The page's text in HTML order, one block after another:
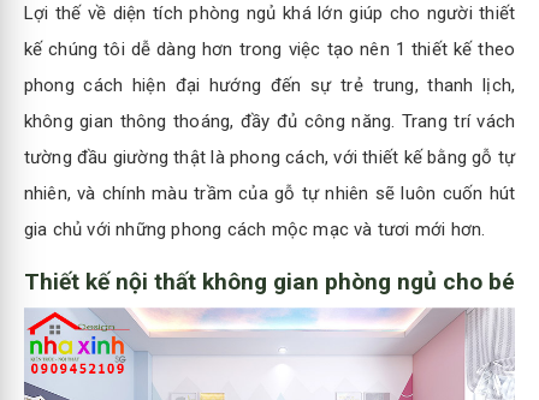
Lợi thế về diện tích phòng ngủ khá lớn giúp cho người thiết
kế chúng tôi dễ dàng hơn trong việc tạo nên 1 thiết kế theo
phong cách hiện đại hướng đến sự trẻ trung, thanh lịch,
không gian thông thoáng, đầy đủ công năng. Trang trí vách
tường đầu giường thật là phong cách, với thiết kế bằng gỗ tự
nhiên, và chính màu trầm của gỗ tự nhiên sẽ luôn cuốn hút
gia chủ với những phong cách mộc mạc và tươi mới hơn.
Thiết kế nội thất không gian phòng ngủ cho bé